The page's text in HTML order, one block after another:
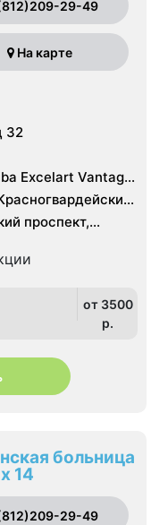
29-49
На карте
32
Excelart Vantage
КТ Toshiba
проспект,
Проспект
от 3500
p.
больница
14
29-49